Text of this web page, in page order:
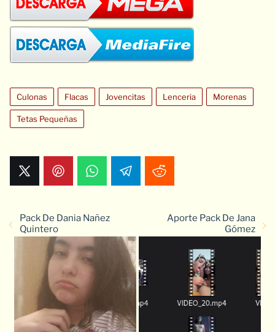
Culonas Flacas Jovencitas Lenceria Morenas
Tetas Pequeñas
Pack De Dania Nañez
Quintero
Aporte Pack De Jana
Gómez